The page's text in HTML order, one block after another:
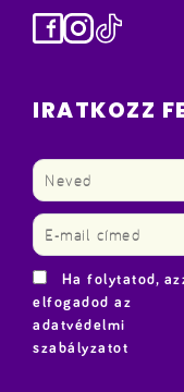
Facebook
TikTok
IRATKOZZ
Ha folytatod,
elfogadod az
adatvédelmi
szabályzatot